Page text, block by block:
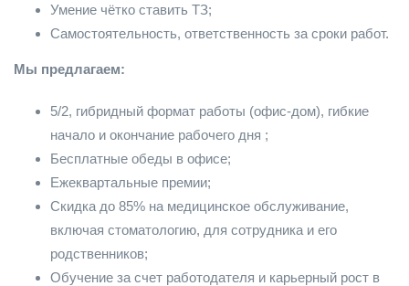
Умение чётко ставить ТЗ;
Самостоятельность, ответственность за сроки работ.
Мы предлагаем:
5/2, гибридный формат работы (офис-дом), гибкие
начало и окончание рабочего дня ;
Бесплатные обеды в офисе;
Ежеквартальные премии;
Скидка до 85% на медицинское обслуживание,
включая стоматологию, для сотрудника и его
родственников;
Обучение за счет работодателя и карьерный рост в